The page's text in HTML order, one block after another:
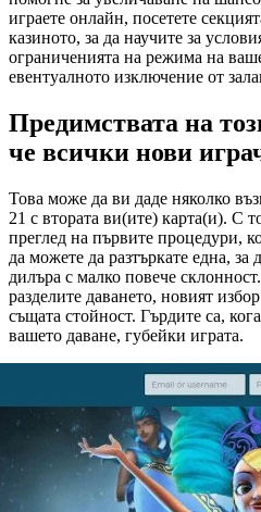
играете онлайн, посетете
казиното, за да научите за
ограниченията на режима на
евентуалното изключение от
Предимствата на
че всички нови
Това може да ви даде няколко
21 с втората ви(ите) карта(и). С
преглед на първите процедури,
да можете да разтъркате една, за
дилъра с малко повече
разделите даването, новият
същата стойност. Гърдите са,
вашето даване, губейки играта.